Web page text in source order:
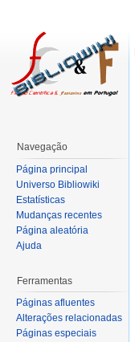
Navegação
Página principal
Universo Bibliowiki
Estatísticas
Mudanças recentes
Página aleatória
Ajuda
Ferramentas
Páginas afluentes
Alterações relacionadas
Páginas especiais